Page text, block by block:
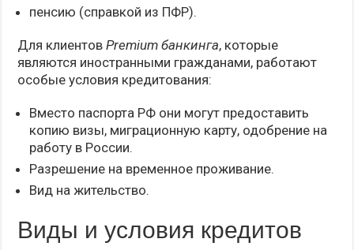
пенсию (справкой из ПФР).
Для клиентовPremium банкинга, которые
являются иностранными гражданами, работают
особые условия кредитования:
Вместо паспорта РФ они могут предоставить
копию визы, миграционную карту, одобрение на
работу в России.
Разрешение на временное проживание.
Вид на жительство.
Виды и условия кредитов